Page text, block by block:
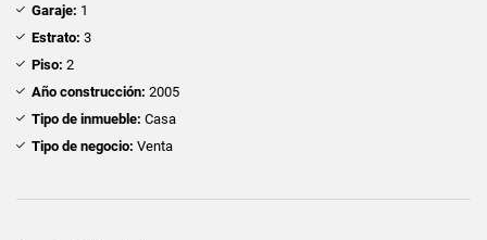
Garaje: 1
Estrato: 3
Piso: 2
Año construcción: 2005
Tipo de inmueble: Casa
Tipo de negocio: Venta